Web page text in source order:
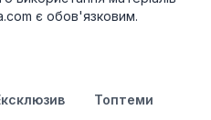
є обов'язковим.
Топтеми